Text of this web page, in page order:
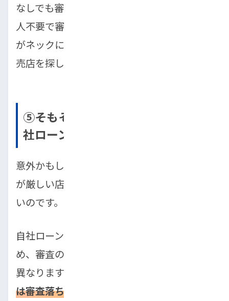
なしでも審査可能なケースや、そもそも保証
人不要で審査を行う店舗もあります。保証人
がネックになっている方は、保証人不要の販
売店を探してみることをおすすめします。
⑤そもそも「審査基準が厳しい」自
社ローン店だった
意外かもしれませんが、「たまたま審査基準
が厳しい店舗だった」というケースも実は多
いのです。
自社ローンは販売店が独自に審査を行うた
め、審査の通りやすさは店舗によって大きく
異なります。
は審査落ちになり、B店ではすんなり通過す